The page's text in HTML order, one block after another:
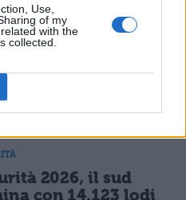
Use,
of my
with the
collected.
sanitaria
personale
parte a fine
2026, il sud
con 14.123 lodi